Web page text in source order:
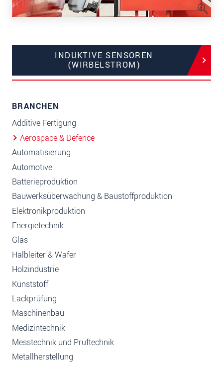
INDUKTIVE SENSOREN
(WIRBELSTROM)
BRANCHEN
Additive Fertigung
Aerospace & Defence
Automatisierung
Automotive
Batterieproduktion
Bauwerksüberwachung & Baustoffproduktion
Elektronikproduktion
Energietechnik
Glas
Halbleiter & Wafer
Holzindustrie
Kunststoff
Lackprüfung
Maschinenbau
Medizintechnik
Messtechnik und Prüftechnik
Metallherstellung